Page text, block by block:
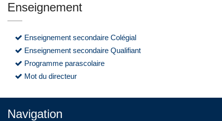
Enseignement
Enseignement secondaire Colégial
Enseignement secondaire Qualifiant
Programme parascolaire
Mot du directeur
Navigation